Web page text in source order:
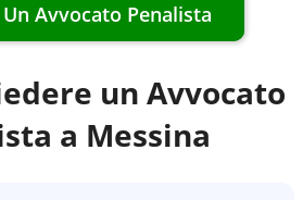
Avvocato Penalista
un Avvocato
a Messina